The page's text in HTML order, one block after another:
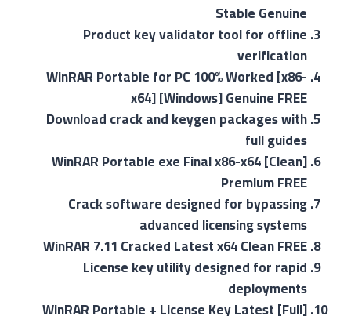
Stable Genuine
Product key validator tool for offline
verification
WinRAR Portable for PC 100% Worked [x86-
x64] [Windows] Genuine FREE
Download crack and keygen packages with
full guides
WinRAR Portable exe Final x86-x64 [Clean]
Premium FREE
Crack software designed for bypassing
advanced licensing systems
WinRAR 7.11 Cracked Latest x64 Clean FREE
License key utility designed for rapid
deployments
WinRAR Portable + License Key Latest [Full]